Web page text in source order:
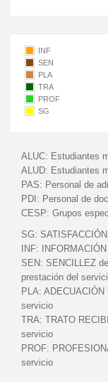
INF
SEN
PLA
TRA
PROF
SG
ALUC: Estudiantes
ALUD: Estudiantes
PAS: Personal de
PDI: Personal de
CESP: Grupos
SG:
INF:
SEN: SENCILLEZ
prestación del
PLA: ADECUACIÓN
servicio
TRA: TRATO
servicio
PROF:
servicio